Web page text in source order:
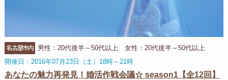
名古屋市内
男性：20代後半～50代以上 女性：20代後半～50代以上
開催日：2016年07月23日（土）18時～21時
あなたの魅力再発見！婚活作戦会議☆ season1【全12回】